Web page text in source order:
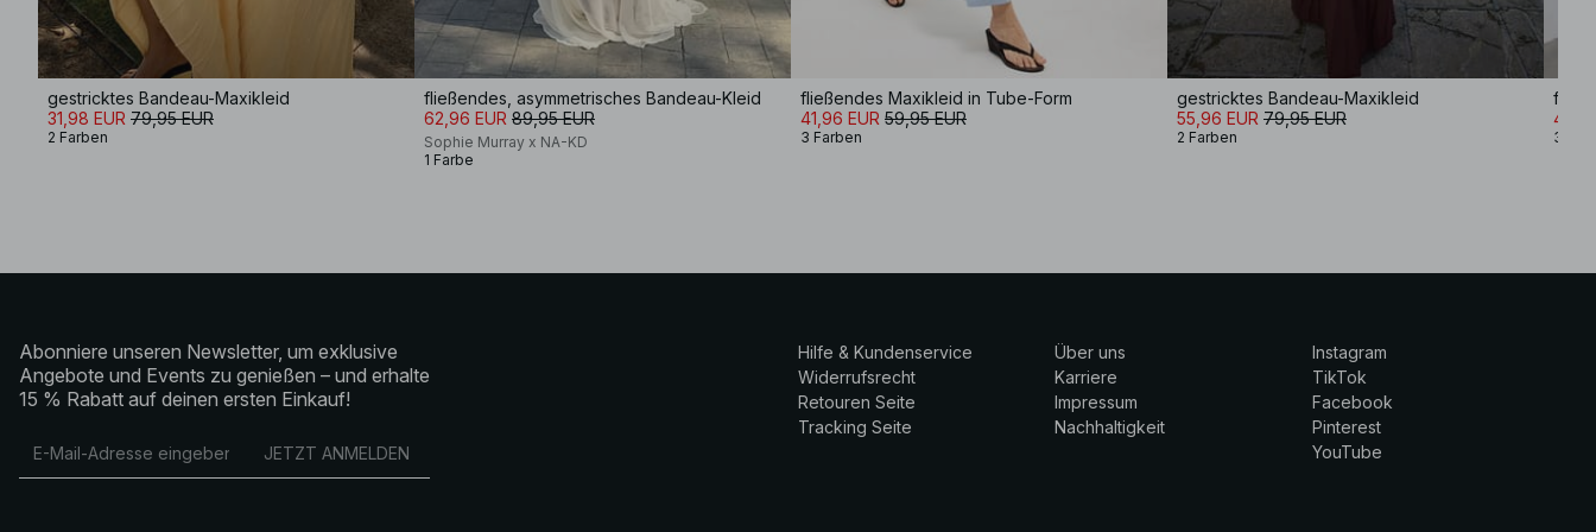
gestricktes Bandeau-Maxikleid
31,98 EUR 79,95 EUR
2 Farben
fließendes, asymmetrisches Bandeau-Kleid
62,96 EUR 89,95 EUR
Sophie Murray x NA-KD
1 Farbe
fließendes Maxikleid in Tube-Form
41,96 EUR 59,95 EUR
3 Farben
gestricktes Bandeau-Maxikleid
55,96 EUR 79,95 EUR
2 Farben 3
Abonniere unseren Newsletter, um exklusive
Angebote und Events zu genießen – und erhalte
15 % Rabatt auf deinen ersten Einkauf!
JETZT ANMELDEN
Hilfe & Kundenservice
Widerrufsrecht
Retouren Seite
Tracking Seite
Über uns
Karriere
Impressum
Nachhaltigkeit
Instagram
TikTok
Facebook
Pinterest
YouTube